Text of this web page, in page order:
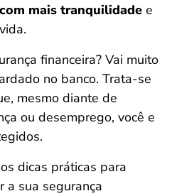
mais tranquilidade e
financeira? Vai muito
no banco. Trata-se
mesmo diante de
ou desemprego, você e
dicas práticas para
a sua segurança